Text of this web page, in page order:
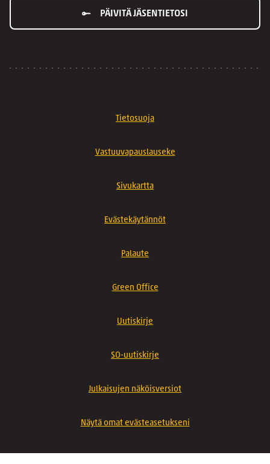
PÄIVITÄ JÄSENTIETOSI
Tietosuoja
Vastuuvapauslauseke
Sivukartta
Evästekäytännöt
Palaute
Green Office
Uutiskirje
SO-uutiskirje
Julkaisujen näköisversiot
Näytä omat evästeasetukseni